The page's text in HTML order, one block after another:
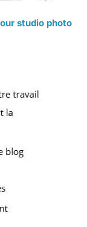
studio photo